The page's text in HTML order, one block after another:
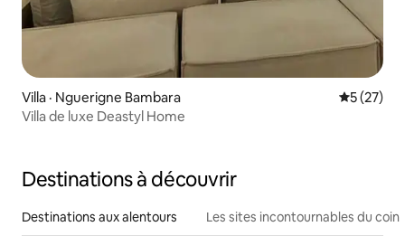
Villa · Nguerigne Bambara Note
5 (27)
Villa de luxe Deastyl Home
Destinations à découvrir
Destinations aux alentours Les sites incontournables du coin